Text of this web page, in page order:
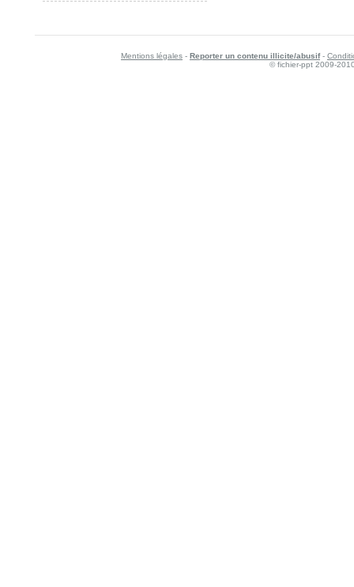
Mentions légales - Reporter un contenu illicite/abusif-
© fichier-ppt 2009-